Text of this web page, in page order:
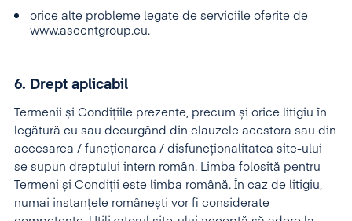
orice alte probleme legate de serviciile oferite de
www.ascentgroup.eu.
6. Drept aplicabil
Termenii și Condițiile prezente, precum și orice litigiu în
legătură cu sau decurgând din clauzele acestora sau din
accesarea / funcționarea / disfuncționalitatea site-ului
se supun dreptului intern român. Limba folosită pentru
Termeni și Condiții este limba română. În caz de litigiu,
numai instanțele românești vor fi considerate